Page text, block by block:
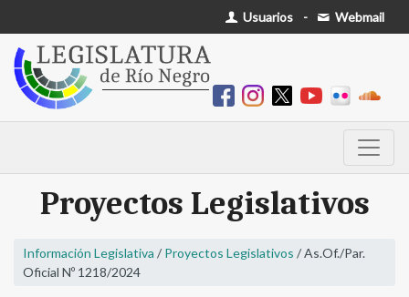
Usuarios - Webmail
Proyectos Legislativos
Información Legislativa / Proyectos Legislativos / As.Of./Par.
Oficial Nº 1218/2024